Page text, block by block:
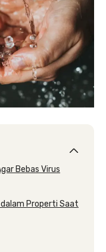
Bebas Virus
dalam Properti Saat